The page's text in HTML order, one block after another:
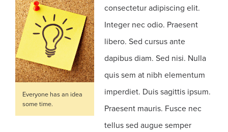
Everyone has an idea
some time.
consectetur adipiscing elit.
Integer nec odio. Praesent
libero. Sed cursus ante
dapibus diam. Sed nisi. Nulla
quis sem at nibh elementum
imperdiet. Duis sagittis ipsum.
Praesent mauris. Fusce nec
tellus sed augue semper